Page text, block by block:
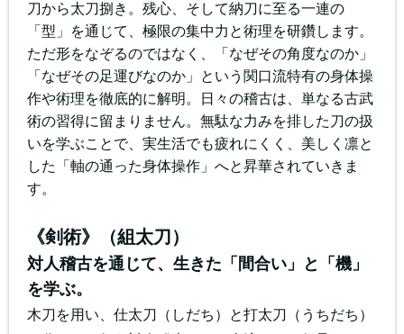
刀から太刀捌き。残心、そして納刀に至る一連の
「型」を通じて、極限の集中力と術理を研鑽します。
ただ形をなぞるのではなく、「なぜその角度なのか」
「なぜその足運びなのか」という関口流特有の身体操
作や術理を徹底的に解明。日々の稽古は、単なる古武
術の習得に留まりません。無駄な力みを排した刀の扱
いを学ぶことで、実生活でも疲れにくく、美しく凛と
した「軸の通った身体操作」へと昇華されていきま
す。
《剣術》（組太刀）
対人稽古を通じて、生きた「間合い」と「機」
を学ぶ。
木刀を用い、仕太刀（しだち）と打太刀（うちだち）